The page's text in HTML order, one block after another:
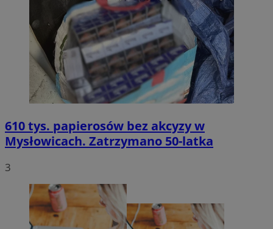
610 tys. papierosów bez akcyzy w
Mysłowicach. Zatrzymano 50-latka
3